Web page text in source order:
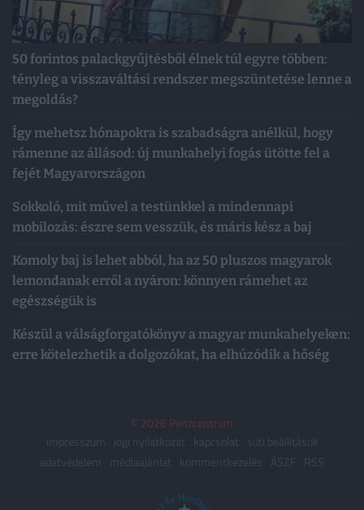
50 forintos palackgyűjtésből élnek túl egyre többen:
tényleg a visszaváltási rendszer megszüntetése lenne a
megoldás?
Így mehetsz hónapokra is szabadságra anélkül, hogy
rámenne az állásod: új munkahelyi fogás ütötte fel a
fejét Magyarországon
Sokkoló, mit művel a testünkkel a mindennapi
mobilozás: észre sem vesszük, és máris kész a baj
Komoly baj is lehet abból, ha az 50 pluszos magyarok
lemondanak erről a nyáron: könnyen rámehet az
egészségük is
Készül a válságforgatókönyv a magyar munkahelyeken:
erre kötelezhetik a dolgozókat, ha elhúzódik a hőség
© 2026 Pénzcentrum
impresszum
jogi nyilatkozat kapcsolat
süti beállítások
adatvédelem
médiaajánlat kommentkezelés ÁSZF RSS